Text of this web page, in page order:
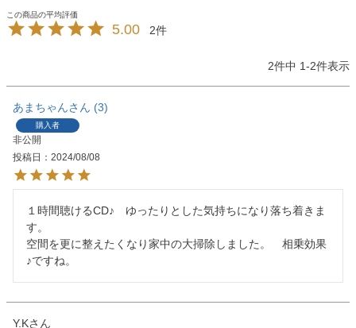
5.00 2
2件中 1-2件表示
あまちゃん 3
購入者
非公開
投稿日
2024/08/08
１時間聴けるCD♪　ゆったりとした気持ちになり落ち着きま
す。
空間を更に整えたくなり家中の大掃除しました。　相乗効果
♪ですね。
Y.K